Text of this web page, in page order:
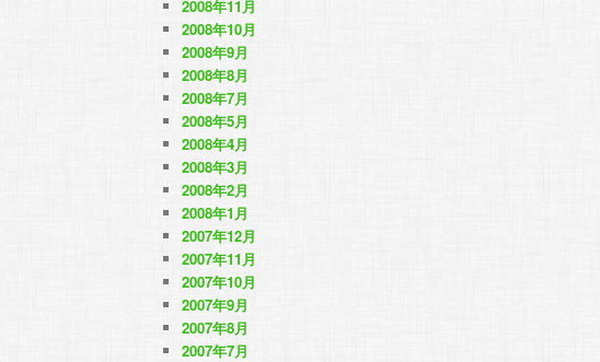
2008年11月
2008年10月
2008年9月
2008年8月
2008年7月
2008年5月
2008年4月
2008年3月
2008年2月
2008年1月
2007年12月
2007年11月
2007年10月
2007年9月
2007年8月
2007年7月